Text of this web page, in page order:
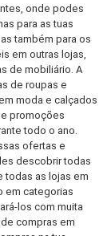
onde podes
para as tuas
também para os
em outras lojas,
de mobiliário. A
de roupas e
moda e calçados
promoções
todo o ano.
ofertas e
descobrir todas
todas as lojas em
em categorias
los com muita
compras em